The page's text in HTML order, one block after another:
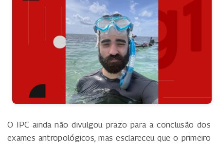
O IPC ainda não divulgou prazo para a conclusão dos
exames antropológicos, mas esclareceu que o primeiro